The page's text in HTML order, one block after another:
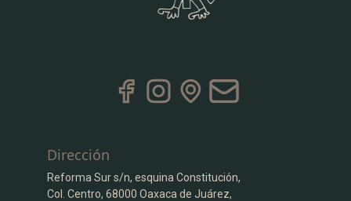
Dirección
Reforma Sur s/n, esquina Constitución,
Col. Centro, 68000 Oaxaca de Juárez,